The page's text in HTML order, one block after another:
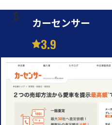
カーセンサー
3.9